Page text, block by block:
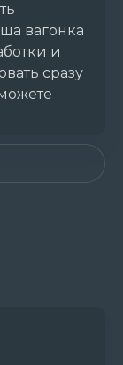
вагонка
и
сразу